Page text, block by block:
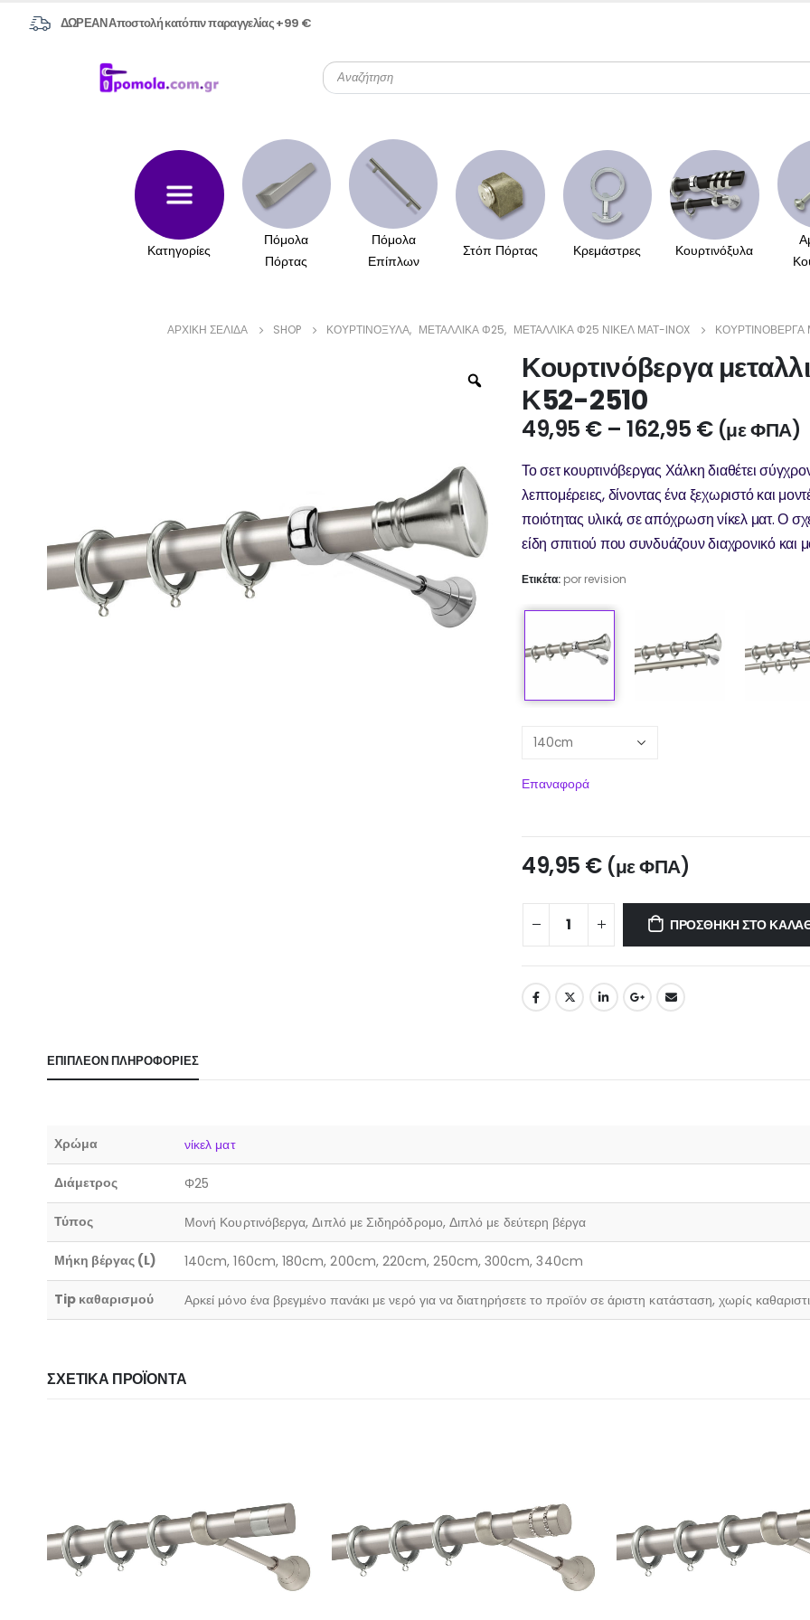
ΔΩΡΕΑΝ Αποστολή κατόπιν παραγγελίας +99 €
Κατηγορίες
Πόμολα
Πόρτας
Πόμολα
Επίπλων
Στόπ Πόρτας Κρεμάστρες Κουρτινόξυλα
ΑΡΧΙΚΉ ΣΕΛΊΔΑ SHOP ΚΟΥΡΤΙΝΌΞΥΛΑ, ΜΕΤΑΛΛΙΚΆ Φ25, ΜΕΤΑΛΛΙΚΆ Φ25 ΝΊΚΕΛ ΜΆΤ-INOX ΚΟΥΡΤΙΝΌΒΕΡΓΑ
Κουρτινόβεργα
Κ52-2510
49,95 € – 162,95 € (με ΦΠΑ)
Το σετ κουρτινόβεργας Χάλκη διαθέτει
λεπτομέρειες, δίνοντας ένα ξεχωριστό και
ποιότητας υλικά, σε απόχρωση νίκελ ματ. Ο
είδη σπιτιού που συνδυάζουν διαχρονικό και
Ετικέτα: por revision
Επαναφορά
49,95 € (με ΦΠΑ)
ΠΡΟΣΘΉΚΗ ΣΤΟ
ΕΠΙΠΛΈΟΝ ΠΛΗΡΟΦΟΡΊΕΣ
Χρώμα νίκελ ματ
Διάμετρος Φ25
Τύπος Μονή Κουρτινόβεργα, Διπλό με Σιδηρόδρομο, Διπλό με δεύτερη βέργα
Μήκη βέργας (L) 140cm, 160cm, 180cm, 200cm, 220cm, 250cm, 300cm, 340cm
Tip καθαρισμού Αρκεί μόνο ένα βρεγμένο πανάκι με νερό για να διατηρήσετε το προϊόν σε άριστη κατάσταση, χωρίς
ΣΧΕΤΙΚΆ ΠΡΟΪΌΝΤΑ